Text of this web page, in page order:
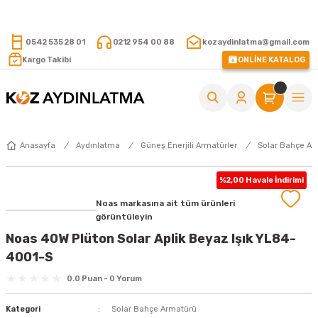
0542 535 28 01 0212 954 00 88
kozaydinlatma@gmail.com
Kargo Takibi
ONLİNE KATALOG
Anasayfa Aydınlatma Güneş Enerjili Armatürler Solar Bahçe
%2,00 Havale İndirimi
Noas markasına ait tüm ürünleri
görüntüleyin
Noas 40W Plüton Solar Aplik Beyaz Işık YL84-
4001-S
0.0 Puan - 0 Yorum
Kategori
Solar Bahçe Armatürü